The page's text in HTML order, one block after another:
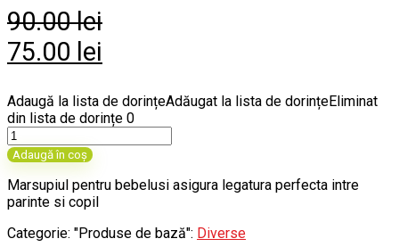
90.00lei
Prețul
a
fost:
90.00 lei.
75.00 lei
este:
75.00 lei.
Adaugă la lista de dorințeAdăugat la lista de dorințeEliminat
din lista de dorințe 0
Cantitate
Marsupiu
pentru
copii
Adaugă în coș
Marsupiul pentru bebelusi asigura legatura perfecta intre
parinte si copil
Categorie: "Produse de bază": Diverse